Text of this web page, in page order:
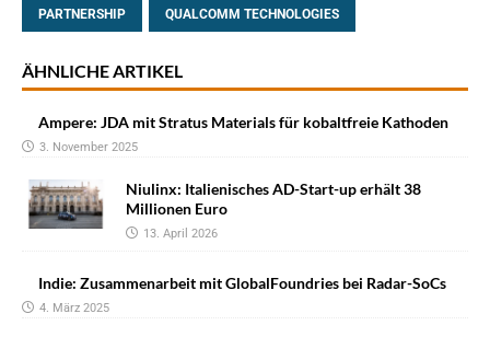
PARTNERSHIP QUALCOMM TECHNOLOGIES
ÄHNLICHE ARTIKEL
Ampere: JDA mit Stratus Materials für kobaltfreie Kathoden
3. November 2025
Niulinx: Italienisches AD-Start-up erhält 38
Millionen Euro
13. April 2026
Indie: Zusammenarbeit mit GlobalFoundries bei Radar-SoCs
4. März 2025